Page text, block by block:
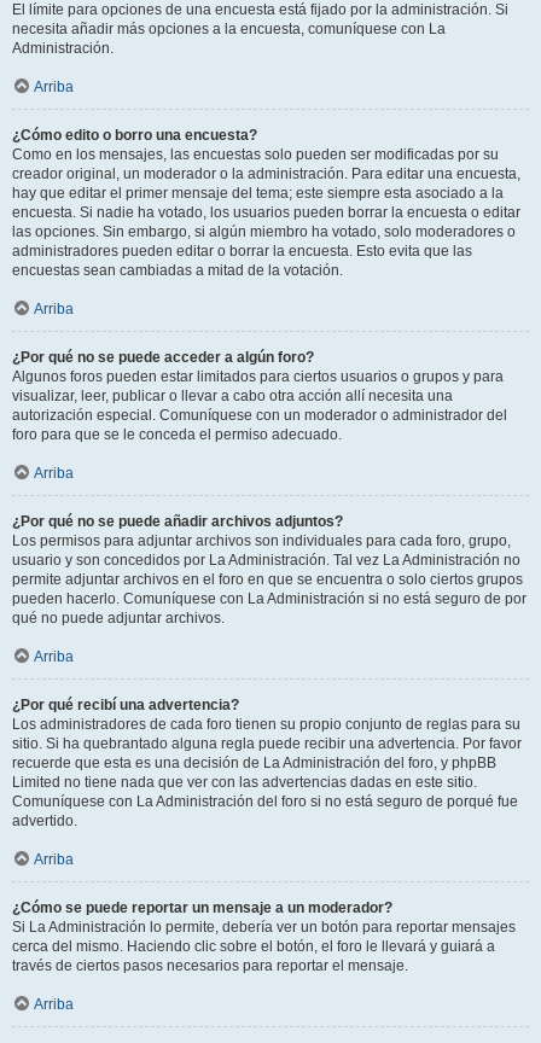
El límite para opciones de una encuesta está fijado por la administración. Si
necesita añadir más opciones a la encuesta, comuníquese con La
Administración.
Arriba
¿Cómo edito o borro una encuesta?
Como en los mensajes, las encuestas solo pueden ser modificadas por su
creador original, un moderador o la administración. Para editar una encuesta,
hay que editar el primer mensaje del tema; este siempre esta asociado a la
encuesta. Si nadie ha votado, los usuarios pueden borrar la encuesta o editar
las opciones. Sin embargo, si algún miembro ha votado, solo moderadores o
administradores pueden editar o borrar la encuesta. Esto evita que las
encuestas sean cambiadas a mitad de la votación.
Arriba
¿Por qué no se puede acceder a algún foro?
Algunos foros pueden estar limitados para ciertos usuarios o grupos y para
visualizar, leer, publicar o llevar a cabo otra acción allí necesita una
autorización especial. Comuníquese con un moderador o administrador del
foro para que se le conceda el permiso adecuado.
Arriba
¿Por qué no se puede añadir archivos adjuntos?
Los permisos para adjuntar archivos son individuales para cada foro, grupo,
usuario y son concedidos por La Administración. Tal vez La Administración no
permite adjuntar archivos en el foro en que se encuentra o solo ciertos grupos
pueden hacerlo. Comuníquese con La Administración si no está seguro de por
qué no puede adjuntar archivos.
Arriba
¿Por qué recibí una advertencia?
Los administradores de cada foro tienen su propio conjunto de reglas para su
sitio. Si ha quebrantado alguna regla puede recibir una advertencia. Por favor
recuerde que esta es una decisión de La Administración del foro, y phpBB
Limited no tiene nada que ver con las advertencias dadas en este sitio.
Comuníquese con La Administración del foro si no está seguro de porqué fue
advertido.
Arriba
¿Cómo se puede reportar un mensaje a un moderador?
Si La Administración lo permite, debería ver un botón para reportar mensajes
cerca del mismo. Haciendo clic sobre el botón, el foro le llevará y guiará a
través de ciertos pasos necesarios para reportar el mensaje.
Arriba